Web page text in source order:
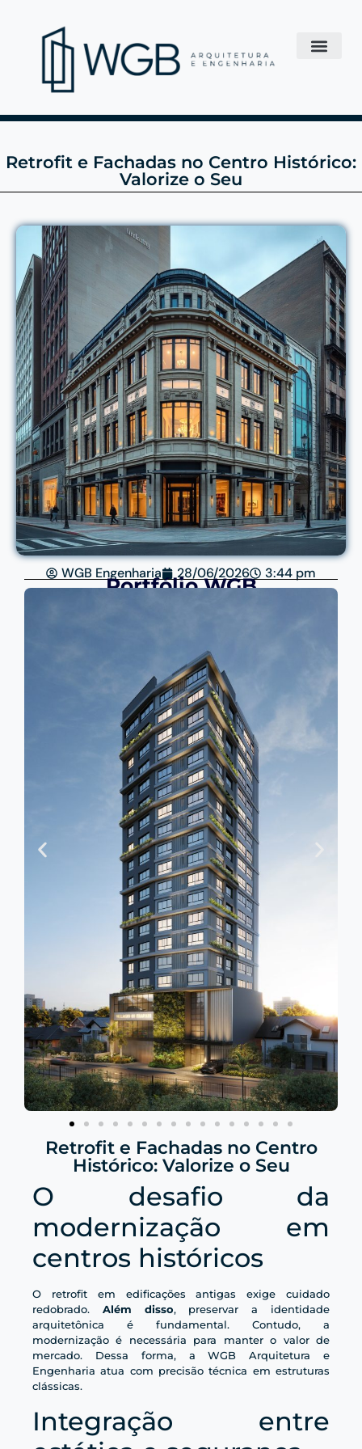
Retrofit e Fachadas no Centro Histórico:
Valorize o Seu
WGB Engenharia 28/06/2026 3:44 pm
Portfólio WGB
Retrofit e Fachadas no Centro
Histórico: Valorize o Seu
O desafio da
modernização em
centros históricos
O retrofit em edificações antigas exige cuidado
redobrado. Além disso, preservar a identidade
arquitetônica é fundamental. Contudo, a
modernização é necessária para manter o valor de
mercado. Dessa forma, a WGB Arquitetura e
Engenharia atua com precisão técnica em estruturas
clássicas.
Integração entre